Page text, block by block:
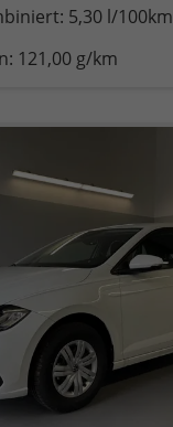
anfordern
Datei,
5,30 l/100km
121,00 g/km